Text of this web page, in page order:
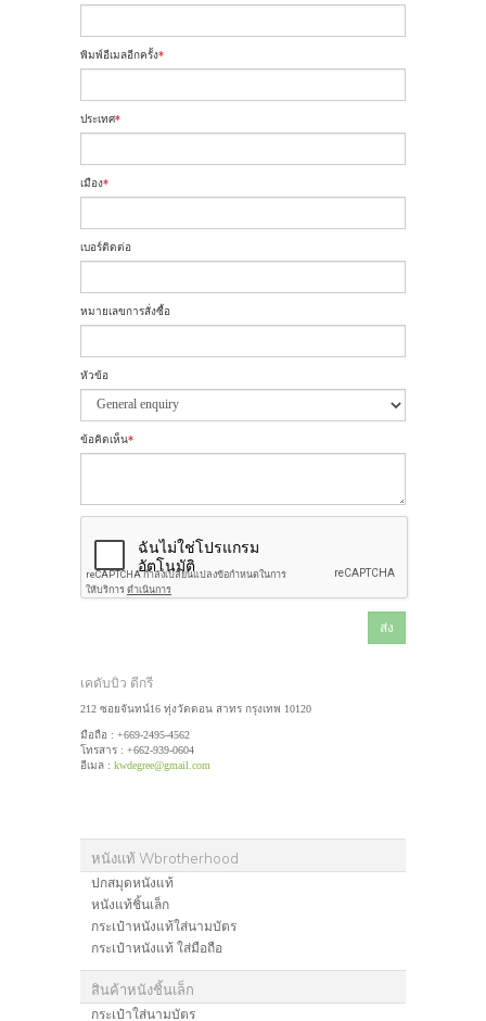
พิมพ์อีเมลอีกครั้ง*
ประเทศ*
เมือง*
เบอร์ติดต่อ
หมายเลขการสั่งซื้อ
หัวข้อ
ข้อคิดเห็น*
ส่ง
เคดับบิว ดีกรี
212 ซอยจันทน์16 ทุ่งวัดดอน สาทร กรุงเทพ 10120
มือถือ : +669-2495-4562
โทรสาร : +662-939-0604
อีเมล : kwdegree@gmail.com
หนังแท้ Wbrotherhood
ปกสมุดหนังแท้
หนังแท้ชิ้นเล็ก
กระเป๋าหนังแท้ใส่นามบัตร
กระเป๋าหนังแท้ ใส่มือถือ
สินค้าหนังชิ้นเล็ก
กระเป๋าใส่นามบัตร